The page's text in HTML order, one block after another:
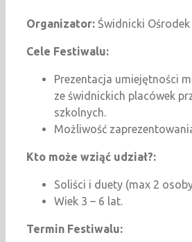
Organizator: Świdnicki
Cele Festiwalu:
Prezentacja umiejętności
ze świdnickich placówek
szkolnych.
Możliwość
Kto może wziąć udział?:
Soliści i duety (max 2
Wiek 3 – 6 lat.
Termin Festiwalu: